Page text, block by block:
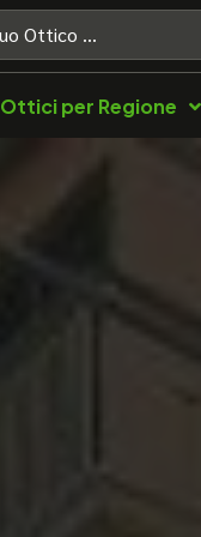
Ottici per Regione